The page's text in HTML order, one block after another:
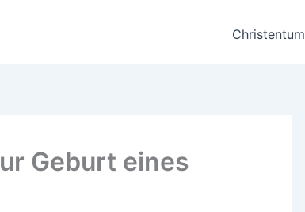
Christentum
Geburt eines